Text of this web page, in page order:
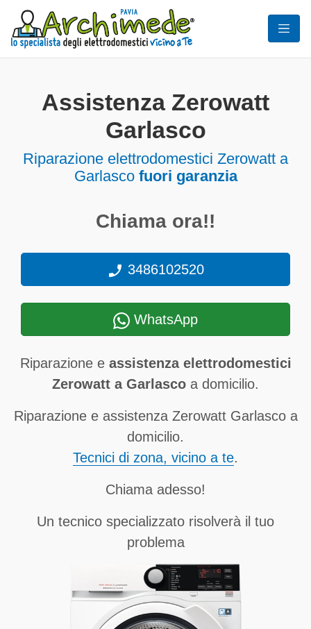
Assistenza Zerowatt
Garlasco
Riparazione elettrodomestici Zerowatt a
Garlasco fuori garanzia
Chiama ora!!
3486102520
WhatsApp
Riparazione e assistenza elettrodomestici
Zerowatt a Garlasco a domicilio.
Riparazione e assistenza Zerowatt Garlasco a
domicilio.
Tecnici di zona, vicino a te.
Chiama adesso!
Un tecnico specializzato risolverà il tuo
problema